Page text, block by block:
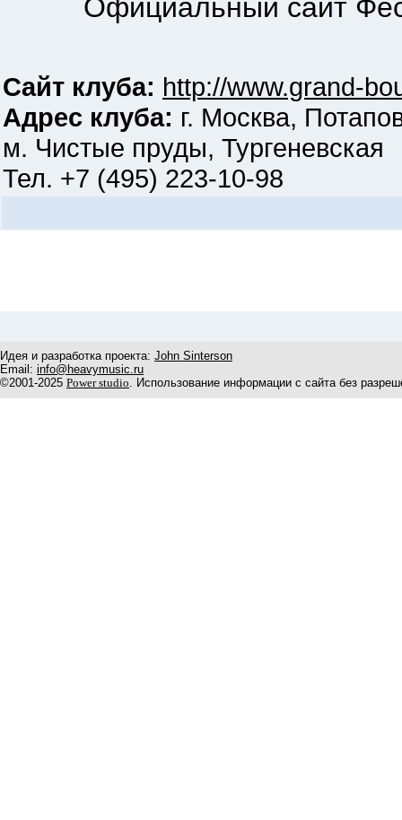
Официальный сайт
Сайт клуба: http://www.grand-
Адрес клуба: г. Москва,
м. Чистые пруды, Тургеневская
Тел. +7 (495) 223-10-98
Идея и разработка проекта: John Sinterson
Email: info@heavymusic.ru
©2001-2025 Power studio. Использование информации с сайта без